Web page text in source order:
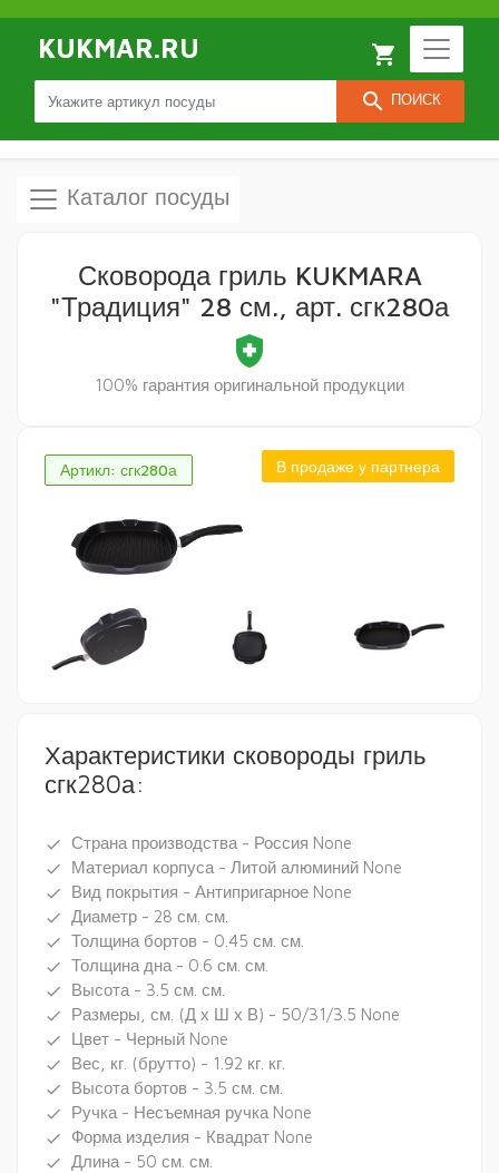
KUKMAR.RU
search ПОИСК
local_grocery_store
Каталог посуды
Артикл: сгк280а В продаже у партнера
Сковорода гриль KUKMARA
"Традиция" 28 см., арт. сгк280а
health_and_safety
100% гарантия оригинальной продукции
Характеристики сковороды гриль
сгк280а:
done Страна производства - Россия None
done Материал корпуса - Литой алюминий None
done Вид покрытия - Антипригарное None
done Диаметр - 28 см. см.
done Толщина бортов - 0.45 см. см.
done Толщина дна - 0.6 см. см.
done Высота - 3.5 см. см.
done Размеры, см. (Д х Ш х В) - 50/31/3.5 None
done Цвет - Черный None
done Вес, кг. (брутто) - 1.92 кг. кг.
done Высота бортов - 3.5 см. см.
done Ручка - Несъемная ручка None
done Форма изделия - Квадрат None
done Длина - 50 см. см.